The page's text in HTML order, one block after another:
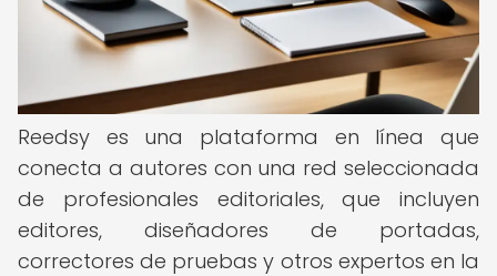
Reedsy es una plataforma en línea que
conecta a autores con una red seleccionada
de profesionales editoriales, que incluyen
editores, diseñadores de portadas,
correctores de pruebas y otros expertos en la